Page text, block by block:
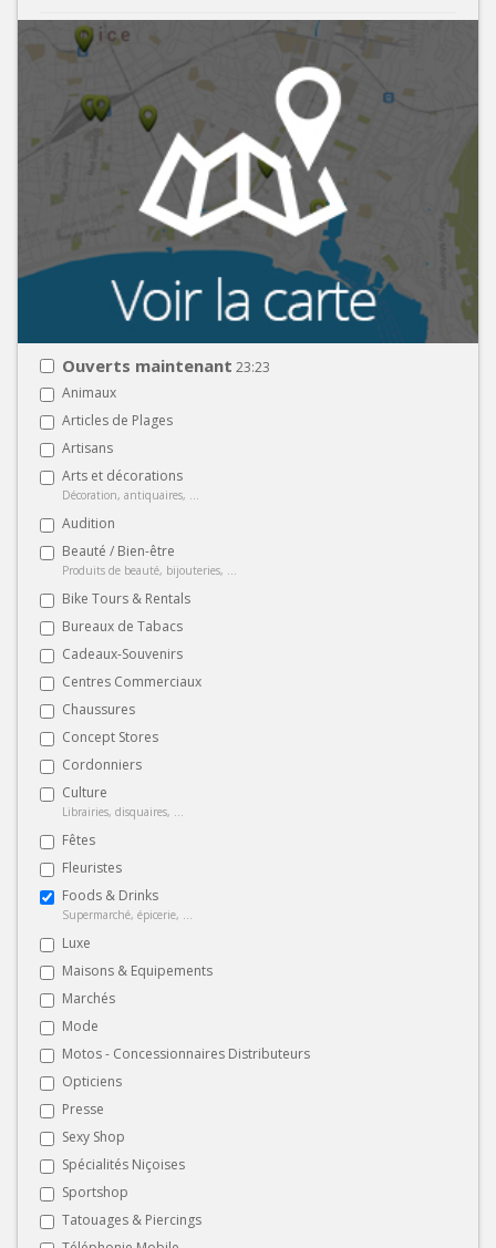
Ouverts maintenant 23:23
Animaux
Articles de Plages
Artisans
Arts et décorations
Décoration, antiquaires, ...
Audition
Beauté / Bien-être
Produits de beauté, bijouteries, ...
Bike Tours & Rentals
Bureaux de Tabacs
Cadeaux-Souvenirs
Centres Commerciaux
Chaussures
Concept Stores
Cordonniers
Culture
Librairies, disquaires, ...
Fêtes
Fleuristes
Foods & Drinks
Supermarché, épicerie, ...
Luxe
Maisons & Equipements
Marchés
Mode
Motos - Concessionnaires Distributeurs
Opticiens
Presse
Sexy Shop
Spécialités Niçoises
Sportshop
Tatouages & Piercings